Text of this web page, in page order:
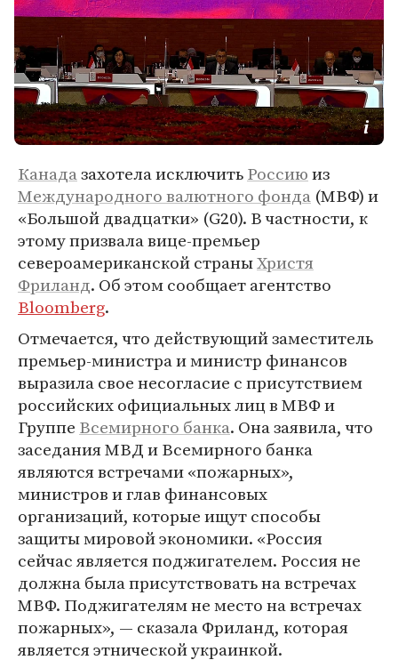
Канадазахотела исключитьРоссиюиз
Международного валютного фонда (МВФ) и
«Большой двадцатки» (G20). В частности, к
этому призвала вице-премьер
североамериканской страныХристя
Фриланд. Об этом сообщает агентство
Bloomberg.
Отмечается, что действующий заместитель
премьер-министра и министр финансов
выразила свое несогласие с присутствием
российских официальных лиц в МВФ и
Группе Всемирного банка. Она заявила, что
заседания МВД и Всемирного банка
являются встречами «пожарных»,
министров и глав финансовых
организаций, которые ищут способы
защиты мировой экономики. «Россия
сейчас является поджигателем. Россия не
должна была присутствовать на встречах
МВФ. Поджигателям не место на встречах
пожарных», — сказала Фриланд, которая
является этнической украинкой.